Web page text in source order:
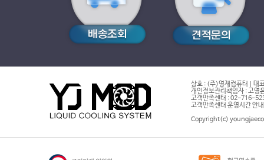
상호 : (주)영재컴퓨터 | 대
개인정보관리책임자 : 고영
고객만족센터 : 02-716-
고객만족센터 운영시간 안
Copyright(c)